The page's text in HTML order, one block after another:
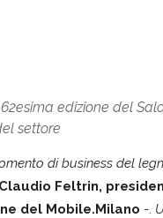
edizione del
settore
di business del
Claudio Feltrin,
del Mobile.Milano -.